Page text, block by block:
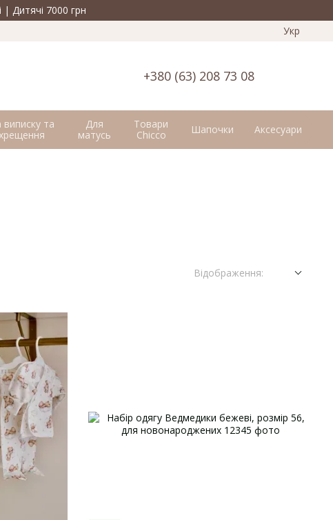
Дитячі 7000 грн
Укр
+380 (63) 208 73 08
виписку та
Для
матусь
Товари
Chicco
Шапочки Аксесуари
Відображення: